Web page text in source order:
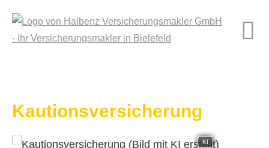
Kautionsversicherung
KI